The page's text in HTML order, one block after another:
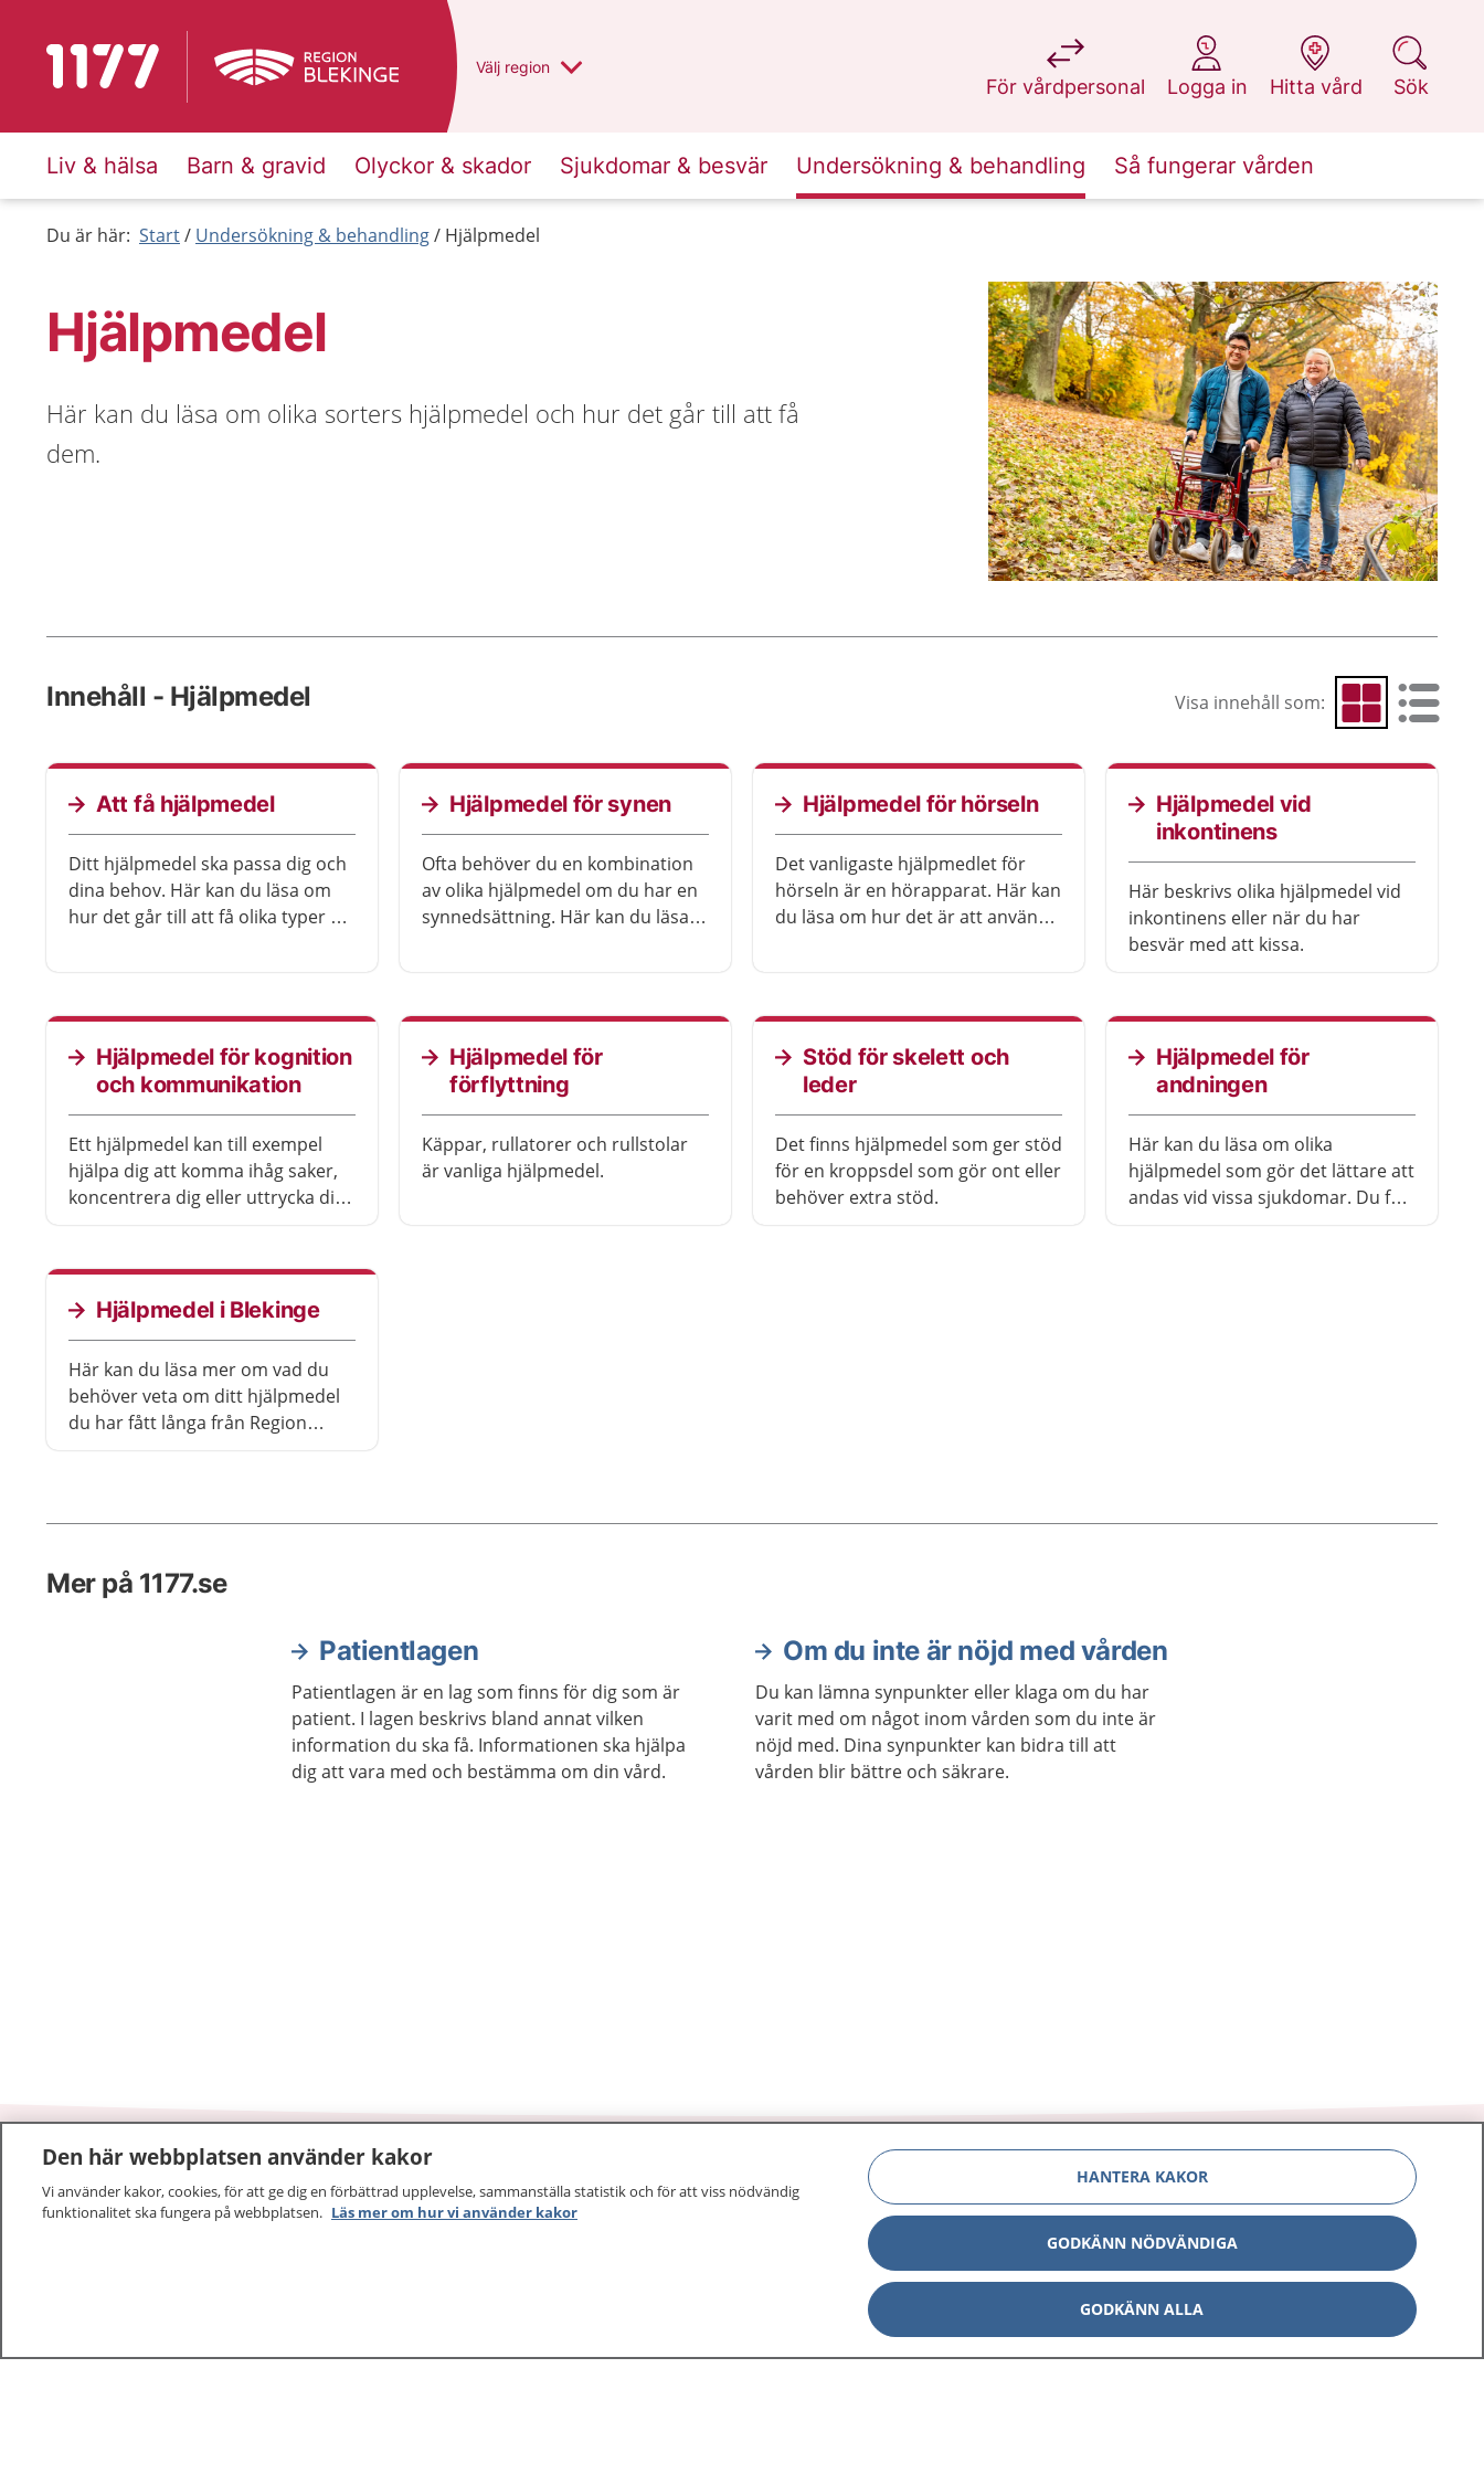
Till startsidan för 1177 Du har valt region
Välj en annan
region
För vårdpersonal
på 1177.se
Logga in
på 1177.se
Hitta vård
på 1177.se
Sök
på 1177.se
Liv & hälsa Barn & gravid Olyckor & skador Sjukdomar & besvär Undersökning & behandling Så fungerar vården
Du är här: Start Undersökning & behandling Hjälpmedel
Hjälpmedel
Här kan du läsa om olika sorters hjälpmedel och hur det går till att få
dem.
Innehåll - Hjälpmedel Visa innehåll som: Visa som rutnät
Visa som
Att få hjälpmedel
Ditt hjälpmedel ska passa dig och
dina behov. Här kan du läsa om
hur det går till att få olika typer av
Hjälpmedel för synen
Ofta behöver du en kombination
av olika hjälpmedel om du har en
synnedsättning. Här kan du läsa
Hjälpmedel för hörseln
Det vanligaste hjälpmedlet för
hörseln är en hörapparat. Här kan
du läsa om hur det är att använda
Hjälpmedel vid
inkontinens
Här beskrivs olika hjälpmedel vid
inkontinens eller när du har
besvär med att kissa.
Hjälpmedel för kognition
och kommunikation
Ett hjälpmedel kan till exempel
hjälpa dig att komma ihåg saker,
koncentrera dig eller uttrycka dig.
exempel har mycket nedsatt
hörsel.
Hjälpmedel för
förflyttning
Käppar, rullatorer och rullstolar
är vanliga hjälpmedel.
Stöd för skelett och
leder
Det finns hjälpmedel som ger stöd
för en kroppsdel som gör ont eller
behöver extra stöd.
Hjälpmedel för
andningen
Här kan du läsa om olika
hjälpmedel som gör det lättare att
andas vid vissa sjukdomar. Du får
Hjälpmedel i Blekinge
Här kan du läsa mer om vad du
behöver veta om ditt hjälpmedel
du har fått långa från Region
Mer på 1177.se
Patientlagen
Patientlagen är en lag som finns för dig som är
patient. I lagen beskrivs bland annat vilken
information du ska få. Informationen ska hjälpa
dig att vara med och bestämma om din vård.
Om du inte är nöjd med vården
Du kan lämna synpunkter eller klaga om du har
varit med om något inom vården som du inte är
nöjd med. Dina synpunkter kan bidra till att
vården blir bättre och säkrare.
1177 –tryggt om din hälsa och vård
1177 ger dig råd när du vill må bättre.
Other languages
Lättläst svenska
Om 1177
Aktuellt
Digital tillgänglighet
Den här webbplatsen använder kakor
Vi använder kakor, cookies, för att ge dig en förbättrad upplevelse, sammanställa statistik och för att viss nödvändig
funktionalitet ska fungera på webbplatsen. Läs mer om hur vi använder kakor
HANTERA KAKOR
GODKÄNN NÖDVÄNDIGA
GODKÄNN ALLA